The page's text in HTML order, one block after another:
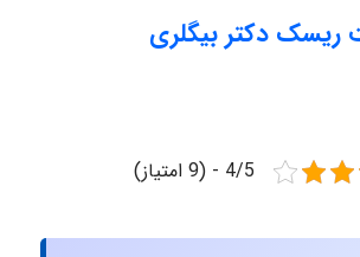
ریسک دکتر بیگلری
4/5 - (9 امتیاز)